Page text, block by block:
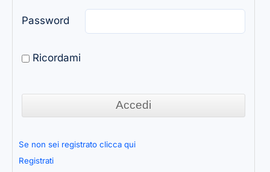
Password
Ricordami
Se non sei registrato clicca qui
Registrati